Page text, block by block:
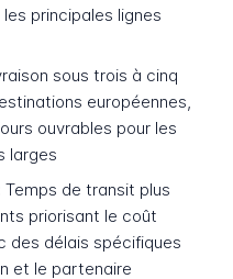
principales lignes
sous trois à cinq
européennes,
ouvrables pour les
larges
Temps de transit plus
priorisant le coût
des délais spécifiques
et le partenaire